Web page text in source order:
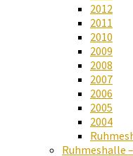
2012
2011
2010
2009
2008
2007
2006
2005
2004
Ruhmeshalle